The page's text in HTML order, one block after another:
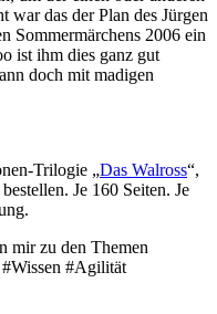
war das der Plan des Jürgen
Sommermärchens 2006 ein
ist ihm dies ganz gut
doch mit madigen
Trilogie „Das Walross“,
bestellen. Je 160 Seiten. Je
mir zu den Themen
#Agilität